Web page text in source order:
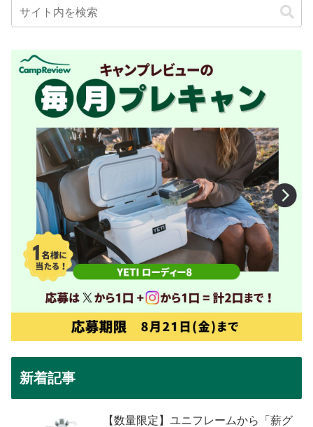
新着記事
【数量限定】ユニフレームから「薪グ